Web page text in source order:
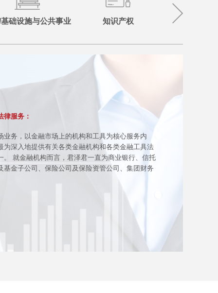
基础设施与公共事业 知识产权
律服务：
业务，以金融市场上的机构和工具为核心服务内
为深入地提供有关各类金融机构和各类金融工具法
。 就金融机构而言，君泽君一直为商业银行、信托
基金子公司、保险公司及保险资管公司、集团财务